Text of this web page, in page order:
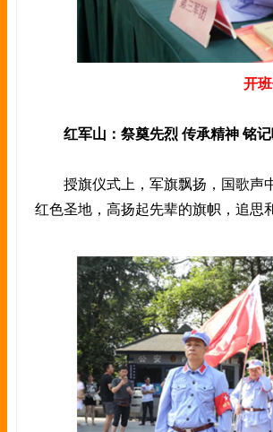
开
红军山：祭奠先烈 传承精神 铭
授旗仪式上，军旗飘扬，国歌声
红色圣地，高扬起先辈的旗帜，追思